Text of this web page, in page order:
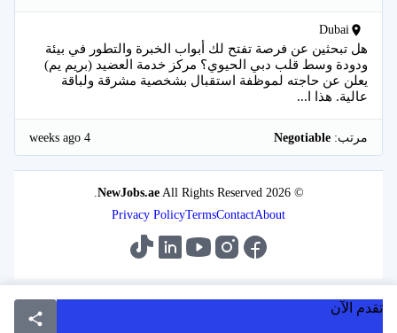
Dubai
هل تبحثين عن فرصة تفتح لك أبواب الخبرة والتطور في بيئة
ودودة وسط قلب دبي الحيوي؟ مركز خدمة العضيد (بريم يم)
يعلن عن حاجته لموظفة استقبال بشخصية مشرقة ولباقة
عالية. هذا ا...
مرتب: 4 weeks ago
© 2026
NewJobs.aeAll Rights Reserved.
About
Contact
Terms
Privacy Policy
تقدم الآن